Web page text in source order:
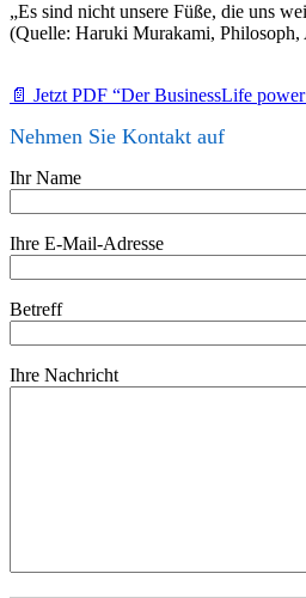
„Es sind nicht unsere Füße, die uns
(Quelle: Haruki Murakami,
📄 Jetzt PDF “Der BusinessLife
Nehmen Sie Kontakt auf
Ihr Name
Ihre E-Mail-Adresse
Betreff
Ihre Nachricht